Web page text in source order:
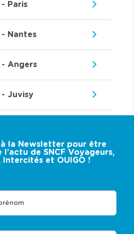
Paris
- Nantes
- Angers
- Juvisy
à la Newsletter pour être
de SNCF Voyageurs,
Intercités et OUIGO !